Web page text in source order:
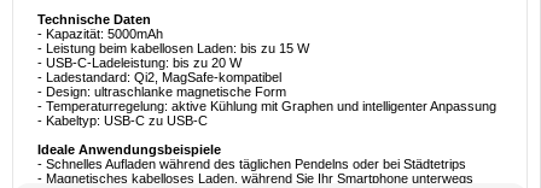
Technische Daten
- Kapazität: 5000mAh
- Leistung beim kabellosen Laden: bis zu 15 W
- USB-C-Ladeleistung: bis zu 20 W
- Ladestandard: Qi2, MagSafe-kompatibel
- Design: ultraschlanke magnetische Form
- Temperaturregelung: aktive Kühlung mit Graphen und intelligenter Anpassung
- Kabeltyp: USB-C zu USB-C
Ideale Anwendungsbeispiele
- Schnelles Aufladen während des täglichen Pendelns oder bei Städtetrips
- Magnetisches kabelloses Laden, während Sie Ihr Smartphone unterwegs